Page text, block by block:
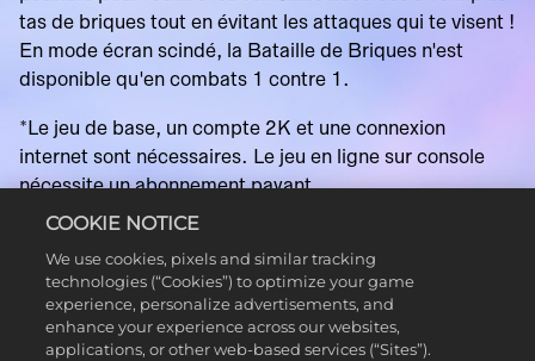
tas de briques tout en évitant les attaques qui te visent !
En mode écran scindé, la Bataille de Briques n'est
disponible qu'en combats 1 contre 1.
*Le jeu de base, un compte 2K et une connexion
internet sont nécessaires. Le jeu en ligne sur console
nécessite un abonnement payant.
LEARN MORE
COOKIE NOTICE
We use cookies, pixels and similar tracking
technologies (“Cookies”) to optimize your game
experience, personalize advertisements, and
enhance your experience across our websites,
applications, or other web-based services (“Sites”).